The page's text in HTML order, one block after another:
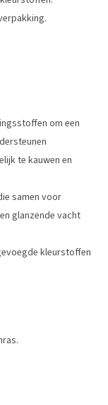
om een
te kauwen en
samen voor
glanzende vacht
kleurstoffen